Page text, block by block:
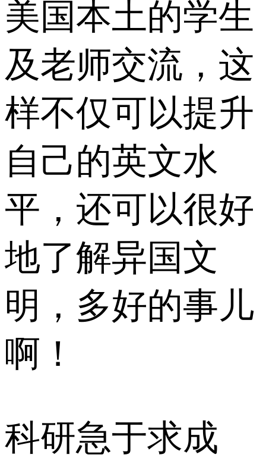
美国本土的学生
及老师交流，这
样不仅可以提升
自己的英文水
平，还可以很好
地了解异国文
明，多好的事儿
啊！
科研急于求成